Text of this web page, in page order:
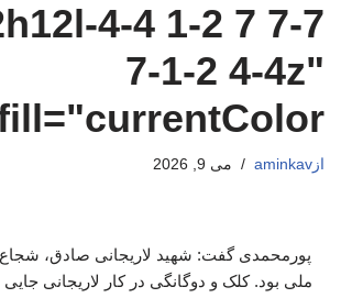
4-4 1-2 7 7-7
7-1-2 4-4z"
از aminkav می 9, 2026
پورمحمدی گفت: شهید لاریجانی صادق،
ملی بود. کلک و دوگانگی در کار لاریجانی